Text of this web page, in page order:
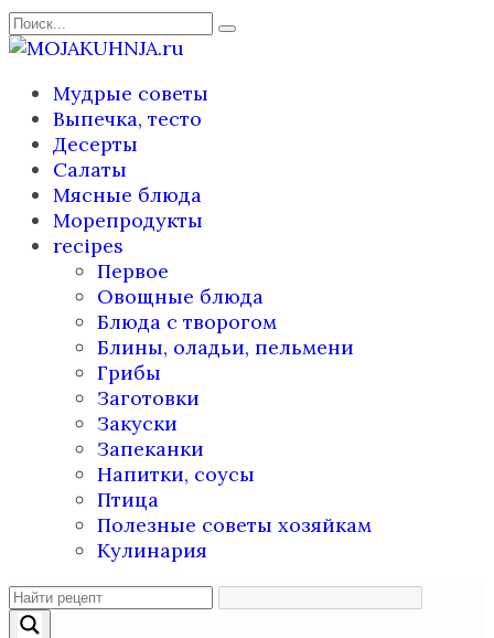
Перейти
к
Search
for:
Мудрые советы
Выпечка, тесто
Десерты
Салаты
Мясные блюда
Морепродукты
recipes
Первое
Овощные блюда
Блюда с творогом
Блины, оладьи, пельмени
Грибы
Заготовки
Закуски
Запеканки
Напитки, соусы
Птица
Полезные советы хозяйкам
Кулинария